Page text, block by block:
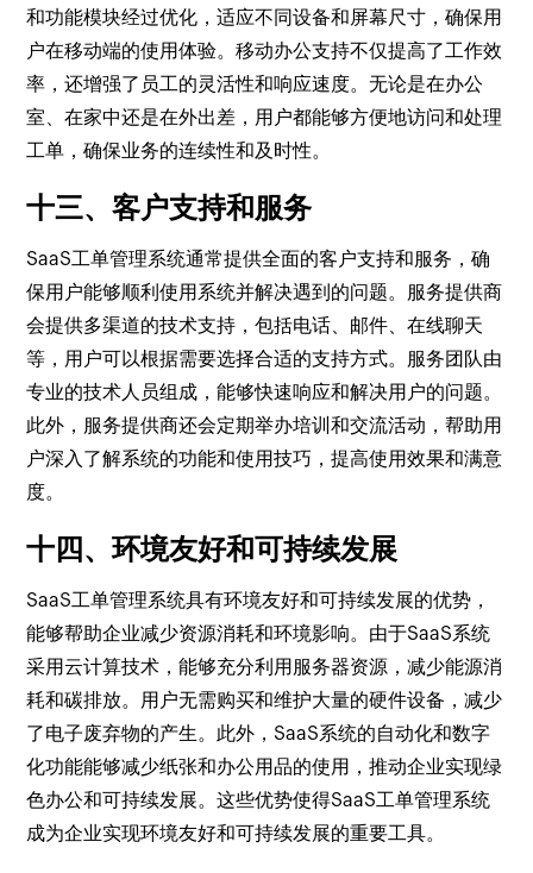
和功能模块经过优化，适应不同设备和屏幕尺寸，确保用
户在移动端的使用体验。移动办公支持不仅提高了工作效
率，还增强了员工的灵活性和响应速度。无论是在办公
室、在家中还是在外出差，用户都能够方便地访问和处理
工单，确保业务的连续性和及时性。
十三、客户支持和服务
SaaS工单管理系统通常提供全面的客户支持和服务，确
保用户能够顺利使用系统并解决遇到的问题。服务提供商
会提供多渠道的技术支持，包括电话、邮件、在线聊天
等，用户可以根据需要选择合适的支持方式。服务团队由
专业的技术人员组成，能够快速响应和解决用户的问题。
此外，服务提供商还会定期举办培训和交流活动，帮助用
户深入了解系统的功能和使用技巧，提高使用效果和满意
度。
十四、环境友好和可持续发展
SaaS工单管理系统具有环境友好和可持续发展的优势，
能够帮助企业减少资源消耗和环境影响。由于SaaS系统
采用云计算技术，能够充分利用服务器资源，减少能源消
耗和碳排放。用户无需购买和维护大量的硬件设备，减少
了电子废弃物的产生。此外，SaaS系统的自动化和数字
化功能能够减少纸张和办公用品的使用，推动企业实现绿
色办公和可持续发展。这些优势使得SaaS工单管理系统
成为企业实现环境友好和可持续发展的重要工具。